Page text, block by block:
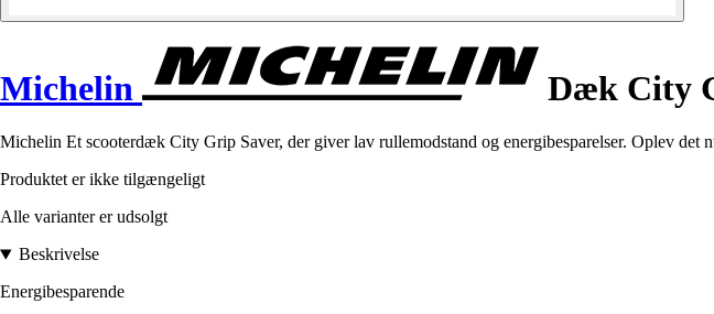
Michelin Dæk City
Michelin Et scooterdæk City Grip Saver, der giver lav rullemodstand og energibesparelser. Oplev det
Produktet er ikke tilgængeligt
Alle varianter er udsolgt
Beskrivelse
Energibesparende